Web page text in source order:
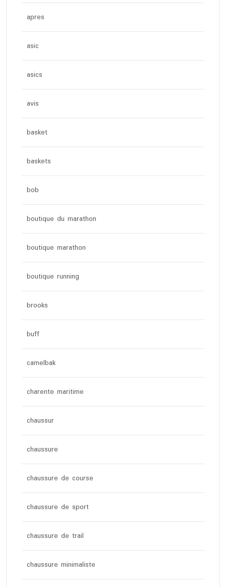
apres
asic
asics
avis
basket
baskets
bob
boutique du marathon
boutique marathon
boutique running
brooks
buff
camelbak
charente maritime
chaussur
chaussure
chaussure de course
chaussure de sport
chaussure de trail
chaussure minimaliste